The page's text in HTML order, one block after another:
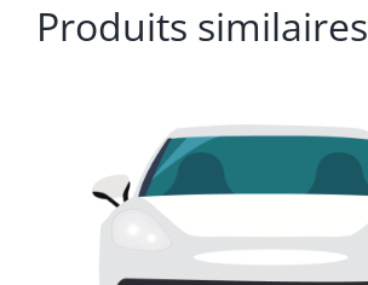
Produits similaires